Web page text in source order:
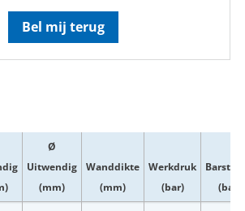
Bel mij terug
Ø
Uitwendig
(mm)
Wanddikte
(mm)
Werkdruk
(bar)
(bar)